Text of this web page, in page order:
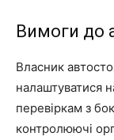
Вимоги до
Власник
налаштуватися
перевіркам з
контролюючі